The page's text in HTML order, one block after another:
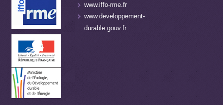
www.iffo-rme.fr
www.developpement-
durable.gouv.fr